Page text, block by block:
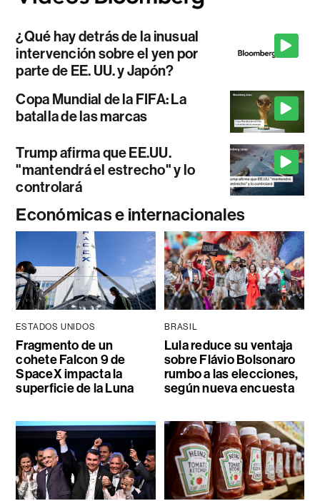
¿Qué hay detrás de la inusual
intervención sobre el yen por
parte de EE. UU. y Japón?
Copa Mundial de la FIFA: La
batalla de las marcas
Trump afirma que EE.UU.
"mantendrá el estrecho" y lo
controlará
Económicas e internacionales
ESTADOS UNIDOS
Fragmento de un
cohete Falcon 9 de
SpaceX impacta la
superficie de la Luna
BRASIL
Lula reduce su ventaja
sobre Flávio Bolsonaro
rumbo a las elecciones,
según nueva encuesta